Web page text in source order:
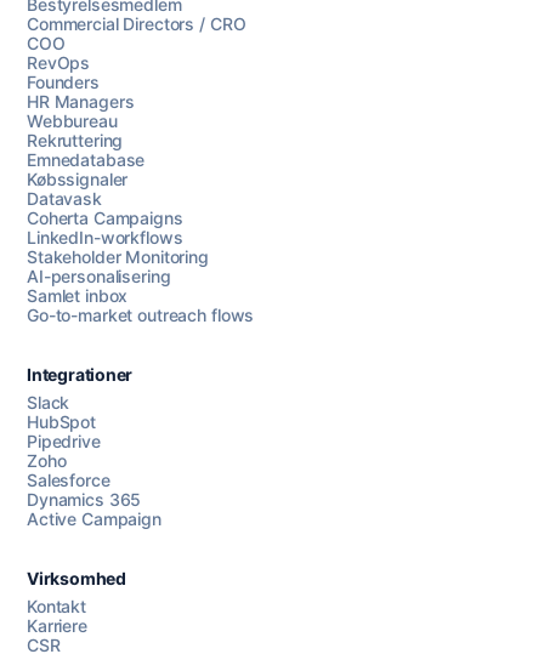
Chat med os
AI Campaign Assist
Bestyrelsesmedlem
Commercial Directors / CRO
COO
RevOps
Founders
HR Managers
Webbureau
Rekruttering
Emnedatabase
Købssignaler
Datavask
Coherta Campaigns
LinkedIn-workflows
Stakeholder Monitoring
AI-personalisering
Samlet inbox
Go-to-market outreach flows
Integrationer
Slack
HubSpot
Pipedrive
Zoho
Salesforce
Dynamics 365
Active Campaign
Virksomhed
Kontakt
Karriere
CSR